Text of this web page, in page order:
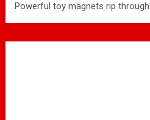
Powerful toy magnets rip